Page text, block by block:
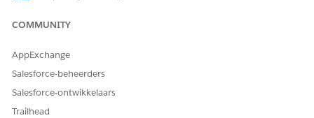
COMMUNITY
AppExchange
Salesforce-beheerders
Salesforce-ontwikkelaars
Trailhead